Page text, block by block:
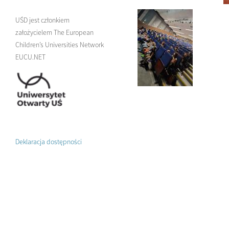
UŚD jest członkiem
założycielem The European
Children’s Universities Network
EUCU.NET
Deklaracja dostępności